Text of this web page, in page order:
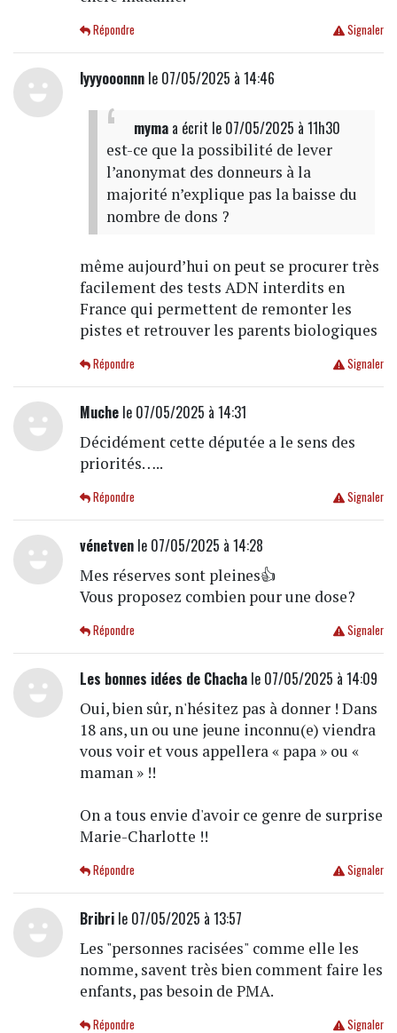
Signaler
Répondre
lyyyooonnnle 07/05/2025 à 14:46
mymaa écrit le 07/05/2025 à 11h30
est-ce que la possibilité de lever
l’anonymat des donneurs à la
majorité n’explique pas la baisse du
nombre de dons ?
même aujourd’hui on peut se procurer très
facilement des tests ADN interdits en
France qui permettent de remonter les
pistes et retrouver les parents biologiques
Signaler
Répondre
Muchele 07/05/2025 à 14:31
Décidément cette députée a le sens des
priorités…..
Signaler
Répondre
vénetvenle 07/05/2025 à 14:28
Mes réserves sont pleines👍
Vous proposez combien pour une dose?
Signaler
Répondre
Les bonnes idées de Chachale 07/05/2025 à 14:09
Oui, bien sûr, n'hésitez pas à donner ! Dans
18 ans, un ou une jeune inconnu(e) viendra
vous voir et vous appellera « papa » ou «
maman » !!
On a tous envie d'avoir ce genre de surprise
Marie-Charlotte !!
Signaler
Répondre
Bribrile 07/05/2025 à 13:57
Les "personnes racisées" comme elle les
nomme, savent très bien comment faire les
enfants, pas besoin de PMA.
Signaler
Répondre